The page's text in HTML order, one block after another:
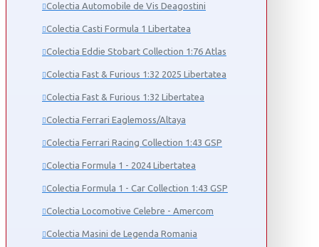
Colectia Automobile de Vis Deagostini
Colectia Casti Formula 1 Libertatea
Colectia Eddie Stobart Collection 1:76 Atlas
Colectia Fast & Furious 1:32 2025 Libertatea
Colectia Fast & Furious 1:32 Libertatea
Colectia Ferrari Eaglemoss/Altaya
Colectia Ferrari Racing Collection 1:43 GSP
Colectia Formula 1 - 2024 Libertatea
Colectia Formula 1 - Car Collection 1:43 GSP
Colectia Locomotive Celebre - Amercom
Colectia Masini de Legenda Romania